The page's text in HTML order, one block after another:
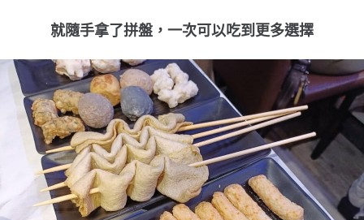
就隨手拿了拼盤，一次可以吃到更多選擇